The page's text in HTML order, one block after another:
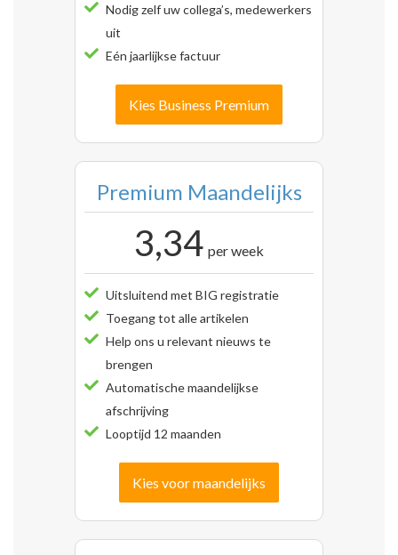
Nodig zelf uw collega’s, medewerkers
uit
Eén jaarlijkse factuur
Kies Business Premium
Premium Maandelijks
3,34 per week
Uitsluitend met BIG registratie
Toegang tot alle artikelen
Help ons u relevant nieuws te
brengen
Automatische maandelijkse
afschrijving
Looptijd 12 maanden
Kies voor maandelijks